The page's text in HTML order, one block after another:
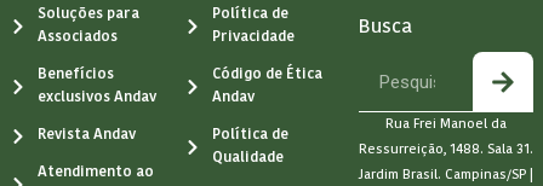
Soluções para
Associados
Benefícios
exclusivos Andav
Revista Andav
Atendimento ao
Política de
Privacidade
Código de Ética
Andav
Política de
Qualidade
Busca
Rua Frei Manoel da
Ressurreição, 1488. Sala 31.
Jardim Brasil. Campinas/SP |